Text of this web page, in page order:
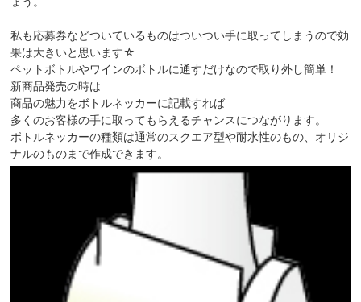
私も応募券などついているものはついつい手に取ってしまうので効
果は大きいと思います☆
ペットボトルやワインのボトルに通すだけなので取り外し簡単！
新商品発売の時は
商品の魅力をボトルネッカーに記載すれば
多くのお客様の手に取ってもらえるチャンスにつながります。
ボトルネッカーの種類は通常のスクエア型や耐水性のもの、オリジ
ナルのものまで作成できます。